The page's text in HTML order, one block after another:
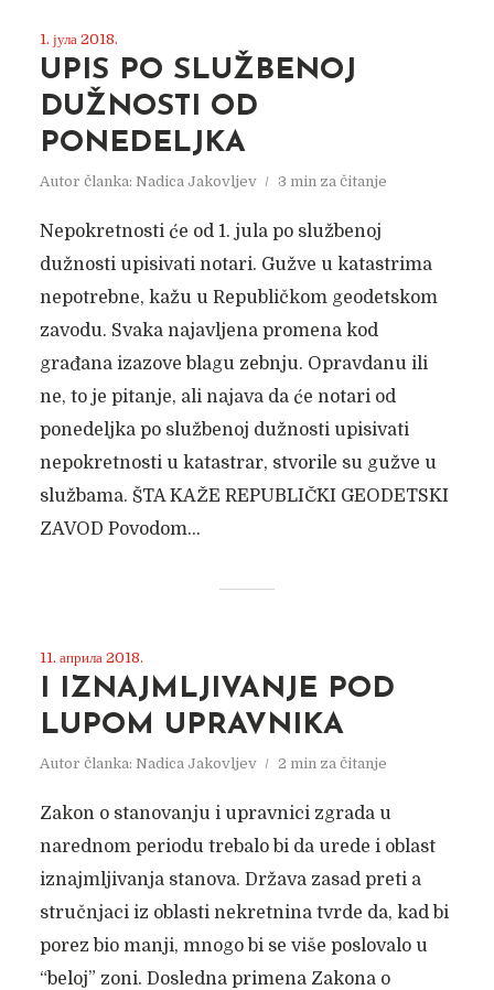
1. јула 2018.
UPIS PO SLUŽBENOJ
DUŽNOSTI OD
PONEDELJKA
Autor članka: Nadica Jakovljev 3 min za čitanje
Nepokretnosti će od 1. jula po službenoj
dužnosti upisivati notari. Gužve u katastrima
nepotrebne, kažu u Republičkom geodetskom
zavodu. Svaka najavljena promena kod
građana izazove blagu zebnju. Opravdanu ili
ne, to je pitanje, ali najava da će notari od
ponedeljka po službenoj dužnosti upisivati
nepokretnosti u katastrar, stvorile su gužve u
službama. ŠTA KAŽE REPUBLIČKI GEODETSKI
ZAVOD Povodom...
11. априла 2018.
I IZNAJMLJIVANJE POD
LUPOM UPRAVNIKA
Autor članka: Nadica Jakovljev 2 min za čitanje
Zakon o stanovanju i upravnici zgrada u
narednom periodu trebalo bi da urede i oblast
iznajmljivanja stanova. Država zasad preti a
stručnjaci iz oblasti nekretnina tvrde da, kad bi
porez bio manji, mnogo bi se više poslovalo u
“beloj” zoni. Dosledna primena Zakona o